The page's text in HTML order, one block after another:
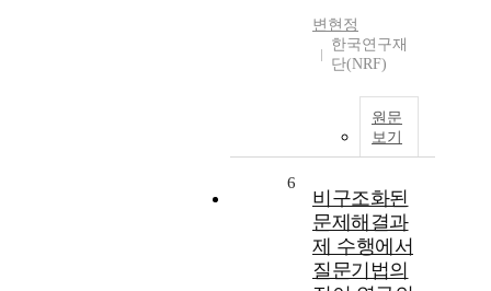
변현정
한국연구재
단(NRF)
원문
보기
6
비구조화된
문제해결과
제 수행에서
질문기법의